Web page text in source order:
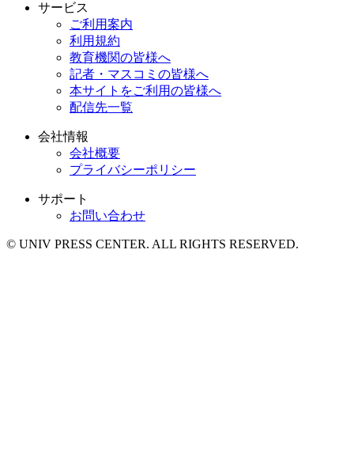
サービス
ご利用案内
利用規約
教育機関の皆様へ
記者・マスコミの皆様へ
本サイトをご利用の皆様へ
配信先一覧
会社情報
会社概要
プライバシーポリシー
サポート
お問い合わせ
© UNIV PRESS CENTER. ALL RIGHTS RESERVED.